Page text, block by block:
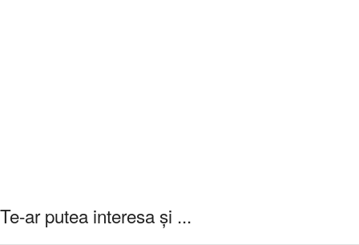
Te-ar putea interesa și ...